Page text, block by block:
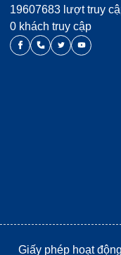
19607683 lượt truy
0 khách truy cập
Giấy phép hoạt